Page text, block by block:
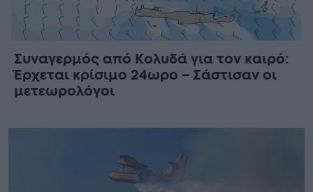
Συναγερμός από Κολυδά για τον καιρό:
Έρχεται κρίσιμο 24ωρο – Σάστισαν οι
μετεωρολόγοι